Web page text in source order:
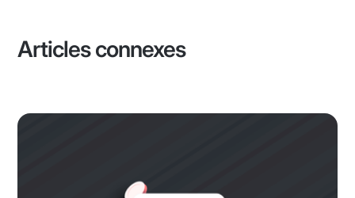
Articles connexes